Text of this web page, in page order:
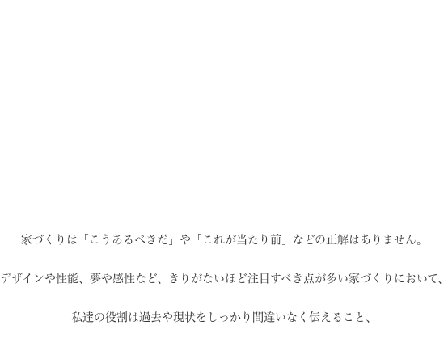
家づくりは「こうあるべきだ」や 「これが当たり前」などの正解はありません。
デザインや性能、夢や感性など、 きりがないほど注目すべき点が多い家づくりにおいて、
私達の役割は過去や現状を しっかり間違いなく伝えること、